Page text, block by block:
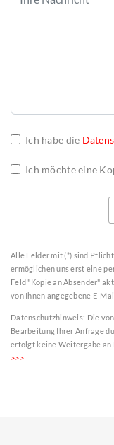
Ich habe die
Ich möchte eine
Alle Felder mit (*) sind
ermöglichen uns erst eine
Feld "Kopie an Absender"
von Ihnen angegebene E-
Datenschutzhinweis: Die
Bearbeitung Ihrer Anfrage
erfolgt keine Weitergabe
>>>